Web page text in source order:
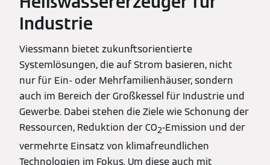
Industrie
Viessmann bietet zukunftsorientierte
Systemlösungen, die auf Strom basieren, nicht
nur für Ein- oder Mehrfamilienhäuser, sondern
auch im Bereich der Großkessel für Industrie und
Gewerbe. Dabei stehen die Ziele wie Schonung der
Ressourcen, Reduktion der CO2-Emission und der
vermehrte Einsatz von klimafreundlichen
Technologien im Fokus. Um diese auch mit